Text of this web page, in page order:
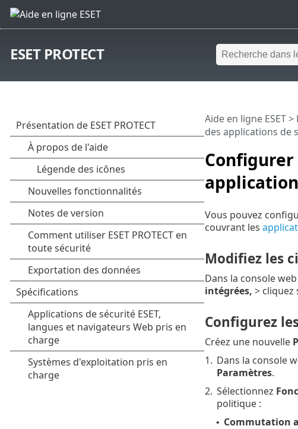
ESET PROTECT
Aide en ligne ESET>
des applications de
Vous pouvez
couvrant les
Modifiez les
Dans la console web
intégrées, > cliquez
Configurez
Créez une nouvelle
1. Dans la console
Paramètres.
2. Sélectionnez
politique :
• Commutation